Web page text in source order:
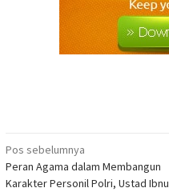
Navigasi
pos
Pos sebelumnya
Peran Agama dalam Membangun
Karakter Personil Polri, Ustad Ibnu